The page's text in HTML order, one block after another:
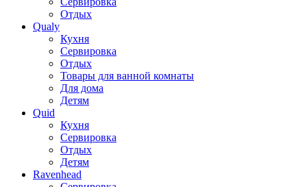
Отдых
Qualy
Кухня
Сервировка
Отдых
Товары для ванной комнаты
Для дома
Детям
Quid
Кухня
Сервировка
Отдых
Детям
Ravenhead